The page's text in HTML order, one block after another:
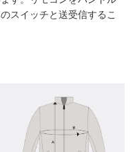
スイッチと送受信するこ